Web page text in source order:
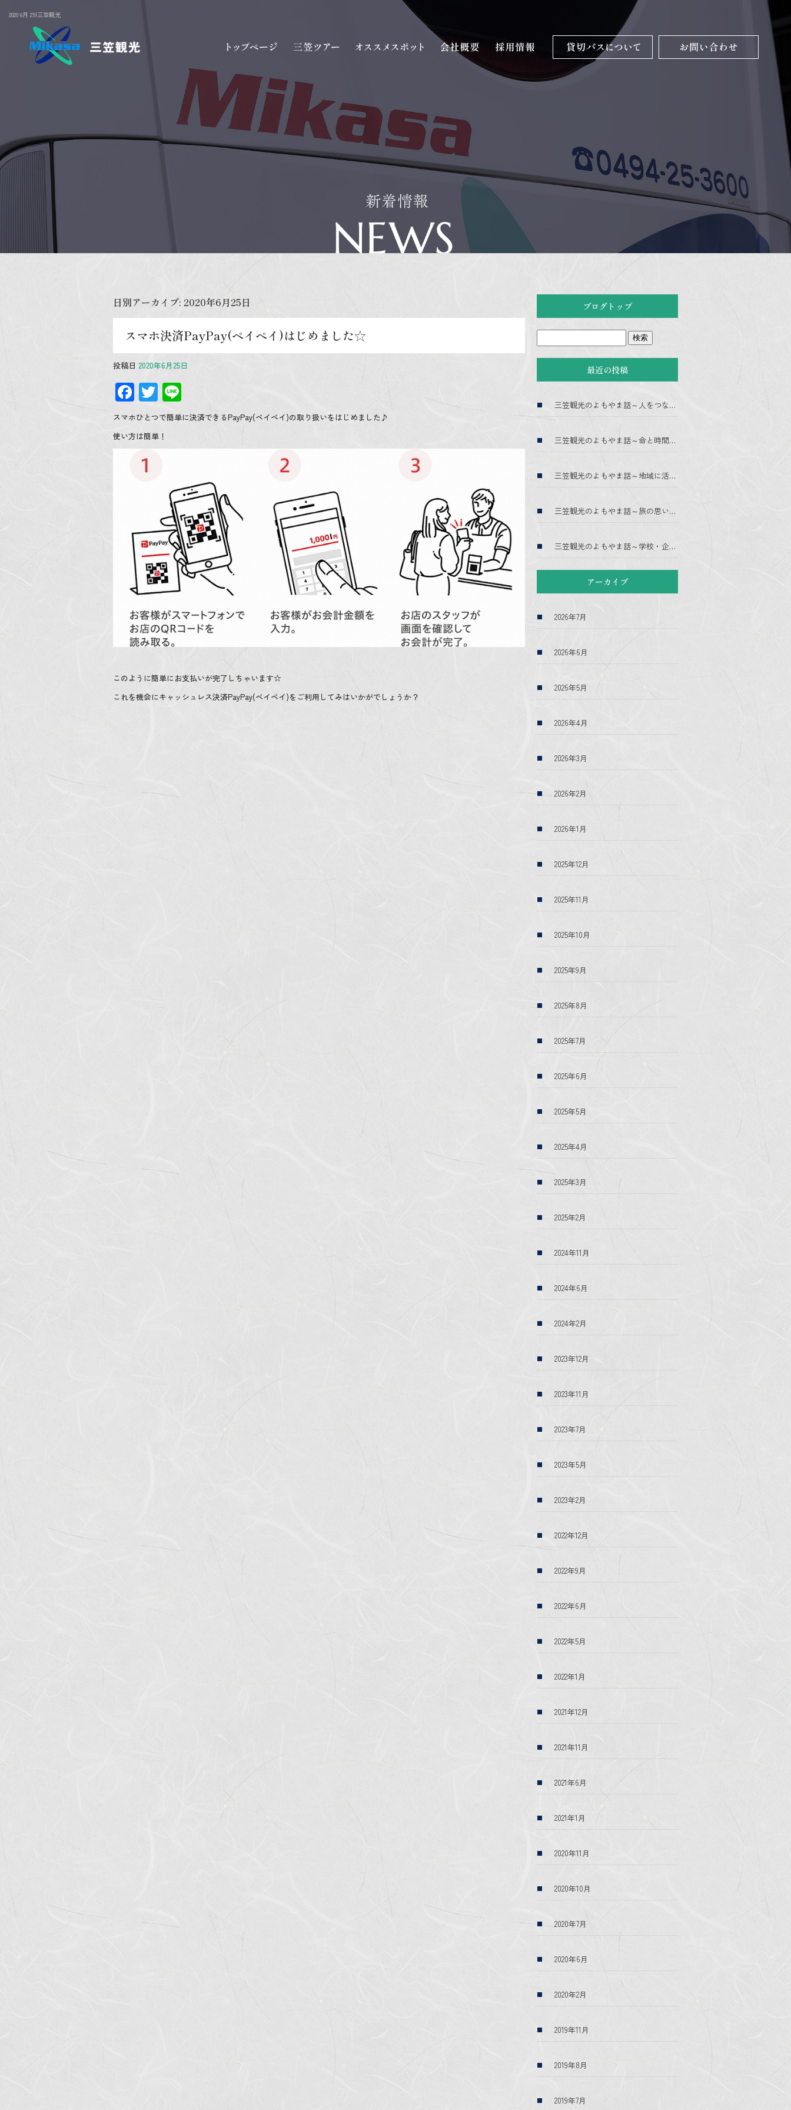
2020 6月 25|三笠観光
日別アーカイブ: 2020年6月25日
スマホ決済PayPay(ペイペイ)はじめました☆
投稿日 2020年6月25日
F
ac
e
b
o
T
wi
tt
er
n
e
スマホひとつで簡単に決済できるPayPay(ペイペイ)の取り扱いをはじめました♪
使い方は簡単！
このように簡単にお支払いが完了しちゃいます☆
これを機会にキャッシュレス決済PayPay(ペイペイ)をご利用してみはいかがでしょうか？
ブログトップ
最近の投稿
三笠観光のよもやま話～人をつなぐ～
三笠観光のよもやま話～命と時間を預かる～
三笠観光のよもやま話～地域に活気を～
三笠観光のよもやま話～旅の思い出に～
三笠観光のよもやま話～学校・企業・送迎～
アーカイブ
2026年7月
2026年6月
2026年5月
2026年4月
2026年3月
2026年2月
2026年1月
2025年12月
2025年11月
2025年10月
2025年9月
2025年8月
2025年7月
2025年6月
2025年5月
2025年4月
2025年3月
2025年2月
2024年11月
2024年6月
2024年2月
2023年12月
2023年11月
2023年7月
2023年5月
2023年2月
2022年12月
2022年9月
2022年6月
2022年5月
2022年1月
2021年12月
2021年11月
2021年6月
2021年1月
2020年11月
2020年10月
2020年7月
2020年6月
2020年2月
2019年11月
2019年8月
2019年7月